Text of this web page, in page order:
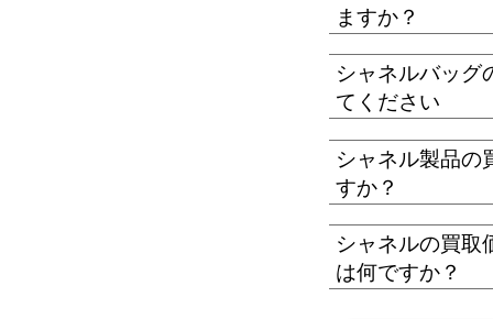
ますか？
シャネルバッグ
てください
シャネル製品の
すか？
シャネルの買取
は何ですか？